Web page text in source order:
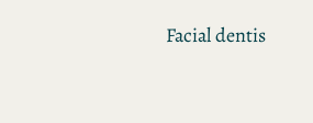
Facial dentis